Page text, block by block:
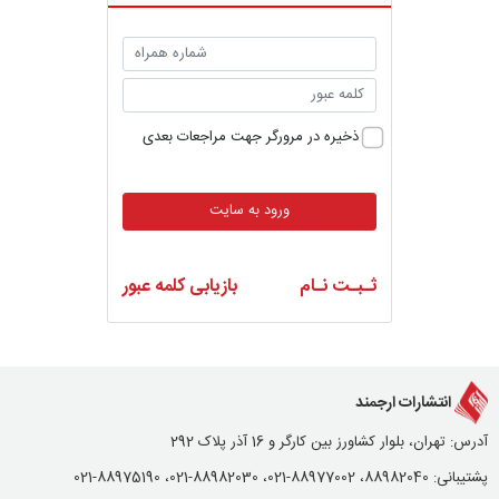
ذخیره در مرورگر جهت مراجعات بعدی
ورود به سایت
ثـبـت نـام بازیابی کلمه عبور
انتشارات ارجمند
آدرس: تهران، بلوار کشاورز بین کارگر و 16 آذر پلاک 292
پشتیبانی: 88982040، 88977002-021، 88982030-021، 88975190-021